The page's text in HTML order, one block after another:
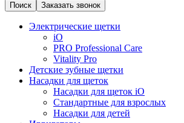
Поиск Заказать звонок
Электрические щетки
iO
PRO Professional Care
Vitality Pro
Детские зубные щетки
Насадки для щеток
Насадки для щеток iO
Стандартные для взрослых
Насадки для детей